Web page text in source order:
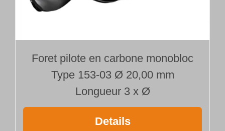
Foret pilote en carbone monobloc
Type 153-03 Ø 20,00 mm
Longueur 3 x Ø
Details